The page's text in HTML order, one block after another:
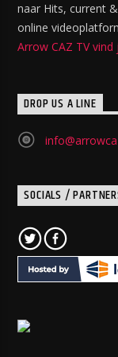
naar Hits, current
online
Arrow CAZ TV vind
DROP US A LINE
SOCIALS /